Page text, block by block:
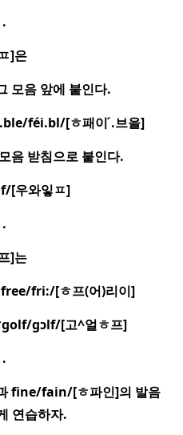
.
]은
모음 앞에 붙인다.
fei.bl/[ㅎ패이.브을]
음 받침으로 붙인다.
[우와잏ㅍ]
.
]는
fri:/[ㅎ프(어)리이]
gɔlf/[고^얼ㅎ프]
.
fine/fain/[ㅎ파인]의 발음
연습하자.